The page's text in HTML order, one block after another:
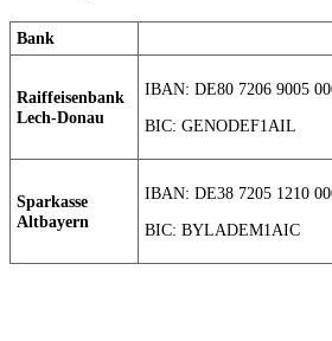
Bank
Raiffeisenbank
Lech-Donau
IBAN: DE80 7206 9005
BIC: GENODEF1AIL
Sparkasse
Altbayern
IBAN: DE38 7205 1210
BIC: BYLADEM1AIC